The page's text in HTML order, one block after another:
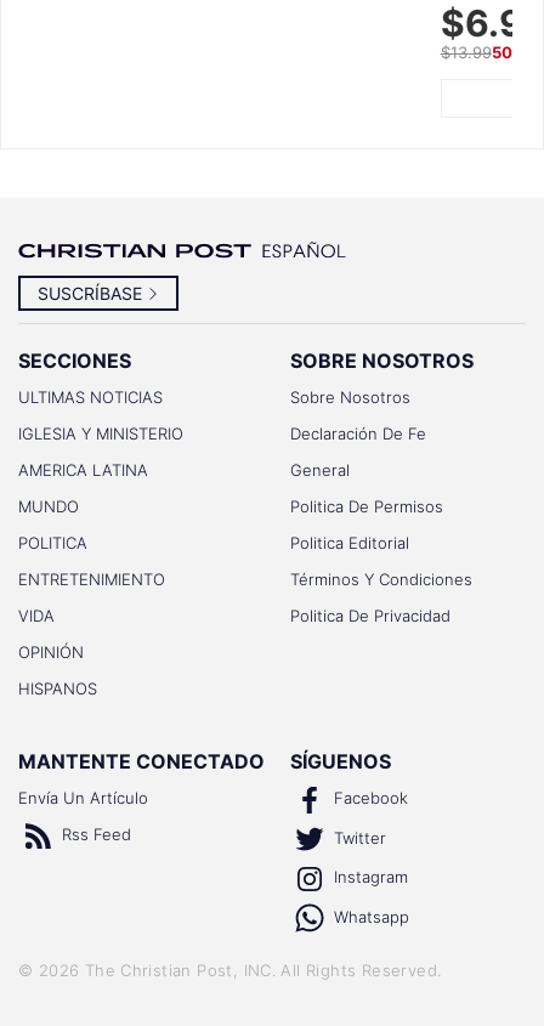
Summer
$13.9950%
SUSCRÍBASE
SECCIONES
ULTIMAS NOTICIAS
IGLESIA Y MINISTERIO
AMERICA LATINA
MUNDO
POLITICA
ENTRETENIMIENTO
VIDA
OPINIÓN
HISPANOS
SOBRE NOSOTROS
Sobre Nosotros
Declaración De Fe
General
Politica De Permisos
Politica Editorial
Términos Y Condiciones
Politica De Privacidad
MANTENTE CONECTADO
Envía Un Artículo
Rss Feed
SÍGUENOS
Facebook
Twitter
Instagram
Whatsapp
© 2026 The Christian Post, INC. All Rights Reserved.